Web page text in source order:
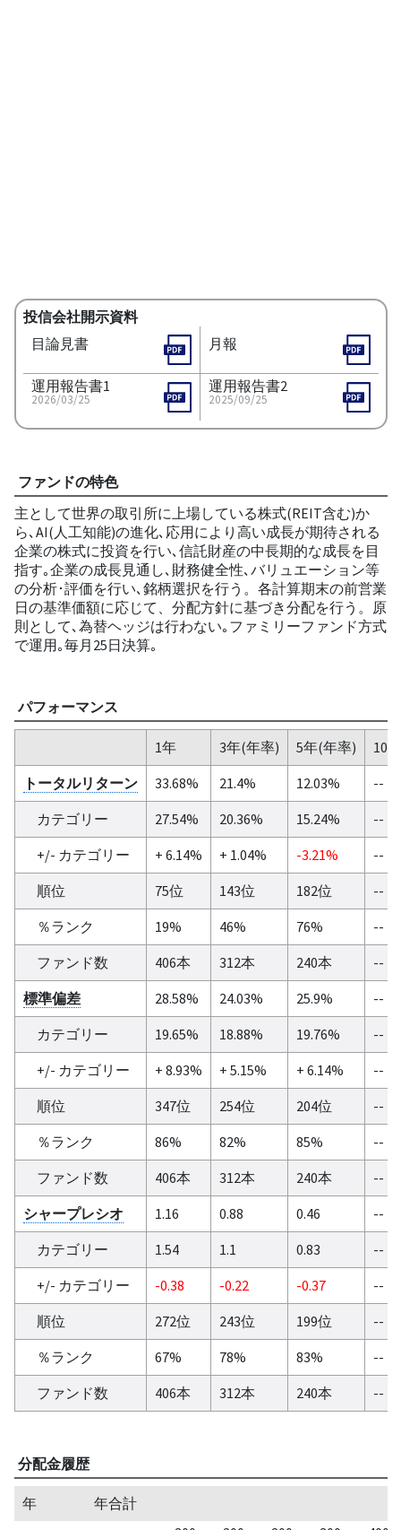
投信会社開示資料
目論見書
月報
運用報告書1
2026/03/25
運用報告書2
2025/09/25
ファンドの特色
主として世界の取引所に上場している株式(REIT含む)か
ら､AI(人工知能)の進化､応用により高い成長が期待される
企業の株式に投資を行い､信託財産の中長期的な成長を目
指す｡企業の成長見通し､財務健全性､バリュエーション等
の分析･評価を行い､銘柄選択を行う。各計算期末の前営業
日の基準価額に応じて、分配方針に基づき分配を行う。原
則として､為替ヘッジは行わない｡ファミリーファンド方式
で運用｡毎月25日決算｡
パフォーマンス
1年 3年(年率) 5年(年率)
10
トータルリターン
33.68% 21.4% 12.03%
--
カテゴリー
27.54% 20.36% 15.24%
--
+/- カテゴリー
+ 6.14% + 1.04% -3.21%
--
順位
75位 143位 182位
--
％ランク
19% 46% 76%
--
ファンド数
406本 312本 240本
--
標準偏差
28.58% 24.03% 25.9%
--
カテゴリー
19.65% 18.88% 19.76%
--
+/- カテゴリー
+ 8.93% + 5.15% + 6.14%
--
順位
347位 254位 204位
--
％ランク
86% 82% 85%
--
ファンド数
406本 312本 240本
--
シャープレシオ
1.16 0.88 0.46
--
カテゴリー
1.54 1.1 0.83
--
+/- カテゴリー
-0.38 -0.22 -0.37
--
順位
272位 243位 199位
--
％ランク
67% 78% 83%
--
ファンド数
406本 312本 240本 --
分配金履歴
年
年合計